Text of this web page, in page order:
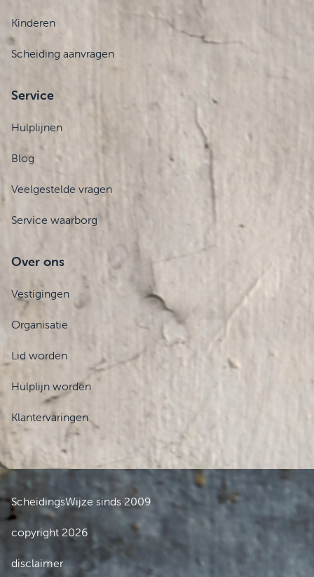
Kinderen
Scheiding aanvragen
Service
Hulplijnen
Blog
Veelgestelde vragen
Service waarborg
Over ons
Vestigingen
Organisatie
Lid worden
Hulplijn worden
Klantervaringen
ScheidingsWijze sinds 2009
copyright 2026
disclaimer